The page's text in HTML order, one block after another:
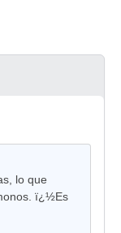
lo que
ï¿½Es